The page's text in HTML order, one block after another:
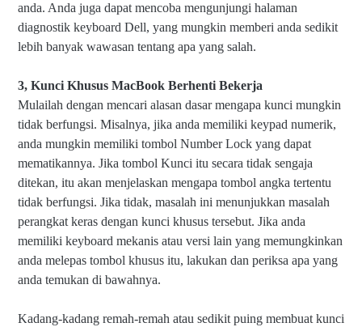
anda. Anda juga dapat mencoba mengunjungi halaman
diagnostik keyboard Dell, yang mungkin memberi anda sedikit
lebih banyak wawasan tentang apa yang salah.
3, Kunci Khusus MacBook Berhenti Bekerja
Mulailah dengan mencari alasan dasar mengapa kunci mungkin
tidak berfungsi. Misalnya, jika anda memiliki keypad numerik,
anda mungkin memiliki tombol Number Lock yang dapat
mematikannya. Jika tombol Kunci itu secara tidak sengaja
ditekan, itu akan menjelaskan mengapa tombol angka tertentu
tidak berfungsi. Jika tidak, masalah ini menunjukkan masalah
perangkat keras dengan kunci khusus tersebut. Jika anda
memiliki keyboard mekanis atau versi lain yang memungkinkan
anda melepas tombol khusus itu, lakukan dan periksa apa yang
anda temukan di bawahnya.
Kadang-kadang remah-remah atau sedikit puing membuat kunci